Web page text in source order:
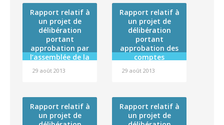
dénommé
« Centre de
formation
professionnelle
des adultes –
CFPA » et
affectation de son
résultat
dénommé « Fare
Tama Hau » et
affectation de son
résultat
Rapport relatif à
un projet de
délibération
portant
approbation par
l’assemblée de la
française de la
2013-2018 entre la
Polynésie
française et
29 août 2013
Rapport relatif à
un projet de
délibération
portant
approbation des
comptes
l’exercice 2012 du
française (budget
général), du
Centre de
29 août 2013
Rapport relatif à
un projet de
Rapport relatif à
un projet de